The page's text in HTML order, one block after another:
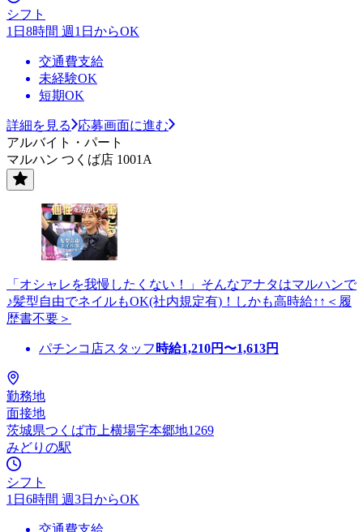
シフト
1日8時間 週1日からOK
交通費支給
未経験OK
短期OK
詳細を見る
応募画面に進む
アルバイト・パート
マルハン つくば店 1001A
「オシャレを我慢したくない！」そんなアナタはマルハンで
♪髪型自由でネイルもOK(社内規定有)！しかも高時給↑↑＜履
歴書不要＞
パチンコ店スタッフ 時給1,210円〜1,613円
勤務地
面接地
茨城県つくば市上横場字本郷地1269
みどりの駅
シフト
1日6時間 週3日からOK
交通費支給